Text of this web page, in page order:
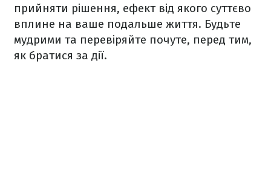
прийняти рішення, ефект від якого суттєво
вплине на ваше подальше життя. Будьте
мудрими та перевіряйте почуте, перед тим,
як братися за дії.